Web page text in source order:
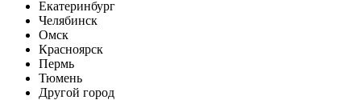
Екатеринбург
Челябинск
Омск
Красноярск
Пермь
Тюмень
Другой город